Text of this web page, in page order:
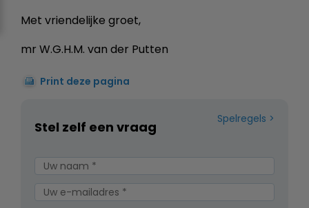
Met vriendelijke groet,
mr W.G.H.M. van der Putten
Print deze pagina
Spelregels
Stel zelf een vraag